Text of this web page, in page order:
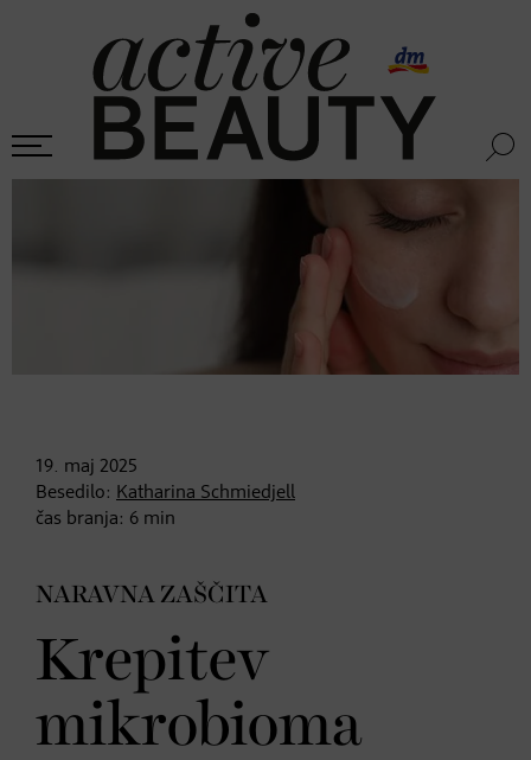
19. maj 2025
Besedilo: Katharina Schmiedjell
čas branja: 6 min
NARAVNA ZAŠČITA
Krepitev
mikrobioma